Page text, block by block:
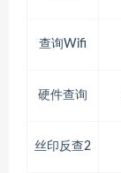
查询Wifi
硬件查询
丝印反查2